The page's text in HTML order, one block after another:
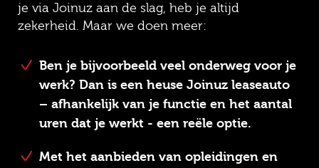
je via Joinuz aan de slag, heb je altijd
zekerheid. Maar we doen meer:
Ben je bijvoorbeeld veel onderweg voor je
werk? Dan is een heuse Joinuz leaseauto
– afhankelijk van je functie en het aantal
uren dat je werkt - een reële optie.
Met het aanbieden van opleidingen en